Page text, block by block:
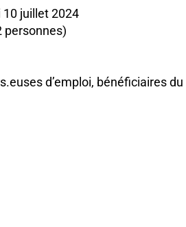
juillet 2024
personnes)
d’emploi, bénéficiaires